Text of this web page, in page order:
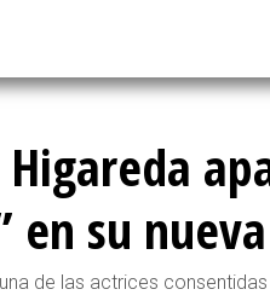
en su
de las actrices